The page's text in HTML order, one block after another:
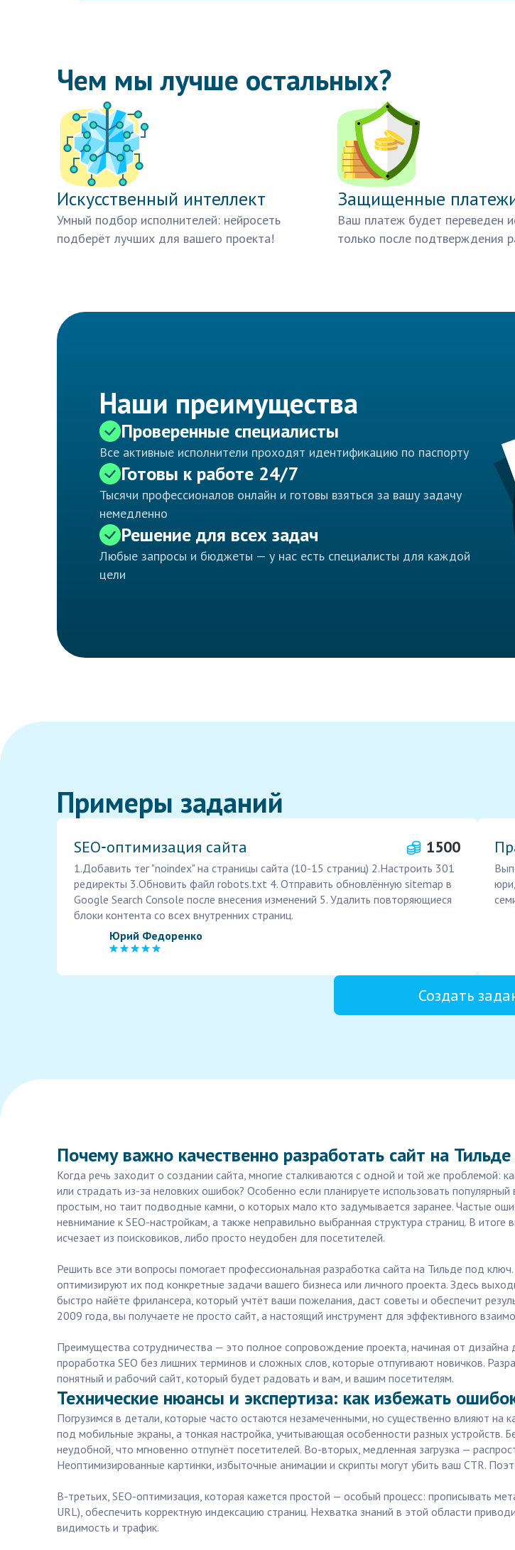
Чем мы лучше остальных?
Искусственный интеллект
Умный подбор исполнителей: нейросеть
подберёт лучших для вашего проекта!
Защищенные
Ваш платеж будет переведен
только после подтверждения
Наши преимущества
Проверенные специалисты
Все активные исполнители проходят идентификацию по паспорту
Готовы к работе 24/7
Тысячи профессионалов онлайн и готовы взяться за вашу задачу
немедленно
Решение для всех задач
Любые запросы и бюджеты — у нас есть специалисты для каждой
цели
Примеры заданий
SEO‑оптимизация сайта 1500
1.Добавить тег "noindex" на страницы сайта (10-15 страниц) 2.Настроить 301
редиректы 3.Обновить файл robots.txt 4. Отправить обновлённую sitemap в
Google Search Console после внесения изменений 5. Удалить повторяющиеся
блоки контента со всех внутренних страниц.
Юрий Федоренко
Создать
Почему важно качественно разработать сайт на
Когда речь заходит о создании сайта, многие сталкиваются с одной и той же проблемой:
или страдать из-за неловких ошибок? Особенно если планируете использовать
простым, но таит подводные камни, о которых мало кто задумывается заранее. Частые
невнимание к SEO-настройкам, а также неправильно выбранная структура страниц. В
исчезает из поисковиков, либо просто неудобен для посетителей.
Решить все эти вопросы помогает профессиональная разработка сайта на Тильде под
оптимизируют их под конкретные задачи вашего бизнеса или личного проекта. Здесь
быстро найёте фрилансера, который учтёт ваши пожелания, даст советы и обеспечит
2009 года, вы получаете не просто сайт, а настоящий инструмент для эффективного
Преимущества сотрудничества — это полное сопровождение проекта, начиная от дизайна
проработка SEO без лишних терминов и сложных слов, которые отпугивают новичков.
понятный и рабочий сайт, который будет радовать и вам, и вашим посетителям.
Технические нюансы и экспертиза: как избежать
Погрузимся в детали, которые часто остаются незамеченными, но существенно влияют на
под мобильные экраны, а тонкая настройка, учитывающая особенности разных устройств.
неудобной, что мгновенно отпугнёт посетителей. Во-вторых, медленная загрузка —
Неоптимизированные картинки, избыточные анимации и скрипты могут убить ваш CTR.
В-третьих, SEO-оптимизация, которая кажется простой — особый процесс: прописывать
URL), обеспечить корректную индексацию страниц. Нехватка знаний в этой области
видимость и трафик.